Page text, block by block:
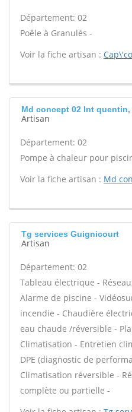
Département: 02
Poêle à Granulés -
Voir la fiche artisan :
Md concept 02 Int
Artisan
Département: 02
Pompe à chaleur pour
Voir la fiche artisan : Md
Tg services Guignicourt
Artisan
Département: 02
Tableau électrique -
Alarme de piscine -
incendie - Chaudière
eau chaude /réversible -
Climatisation - Entretien
DPE (diagnostic de
Climatisation réversible -
complète ou partielle -